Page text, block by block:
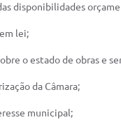
disponibilidades
lei;
o estado de obras e
da Câmara;
municipal;